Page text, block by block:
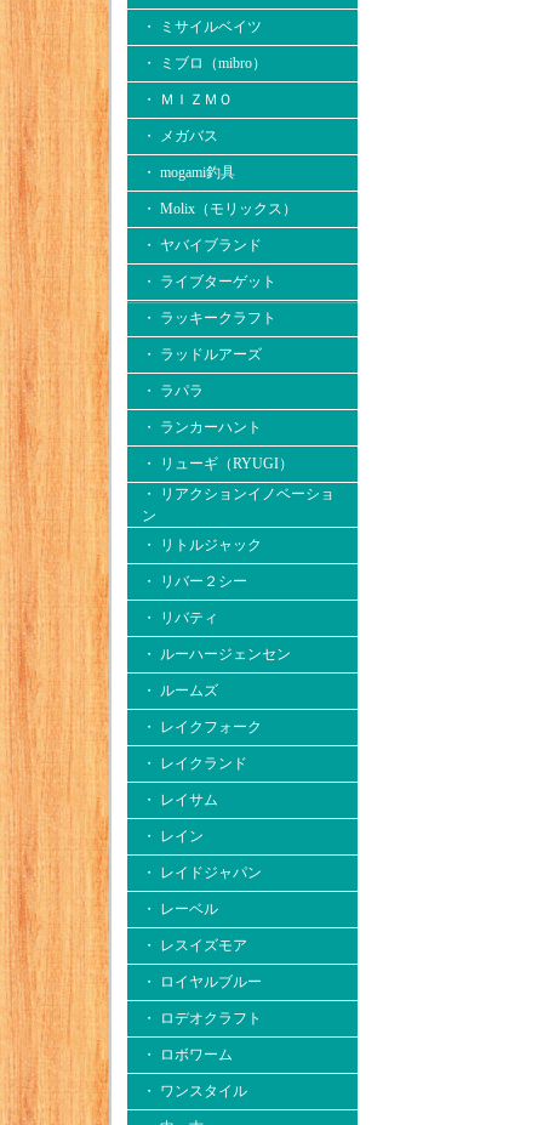
・ ミサイルベイツ
・ ミブロ（mibro）
・ ＭＩＺＭＯ
・ メガバス
・ mogami釣具
・ Molix（モリックス）
・ ヤバイブランド
・ ライブターゲット
・ ラッキークラフト
・ ラッドルアーズ
・ ラパラ
・ ランカーハント
・ リューギ（RYUGI）
・ リアクションイノベーショ
ン
・ リトルジャック
・ リバー２シー
・ リバティ
・ ルーハージェンセン
・ ルームズ
・ レイクフォーク
・ レイクランド
・ レイサム
・ レイン
・ レイドジャパン
・ レーベル
・ レスイズモア
・ ロイヤルブルー
・ ロデオクラフト
・ ロボワーム
・ ワンスタイル